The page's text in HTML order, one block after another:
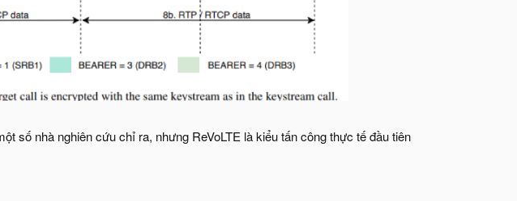
số nhà nghiên cứu chỉ ra, nhưng ReVoLTE là kiểu tấn công thực tế đầu tiên